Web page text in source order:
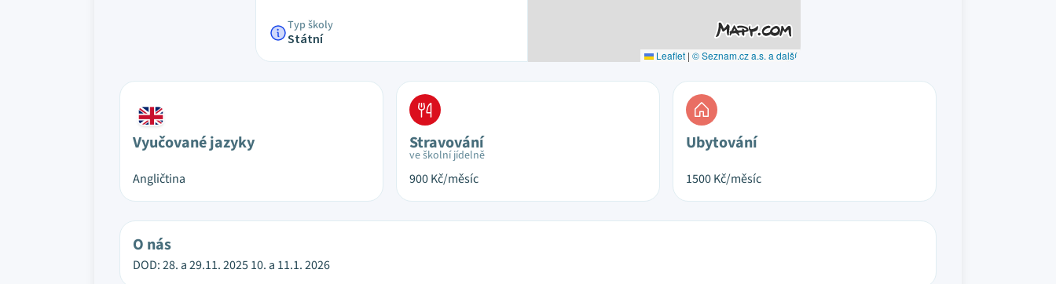
Typ školy
Státní
Leaflet | © Seznam.cz a.s. a další
Vyučované jazyky
Angličtina
Stravování
ve školní jídelně
900Kč/měsíc
Ubytování
1500Kč/měsíc
O nás
DOD: 28. a 29.11. 2025 10. a 11.1. 2026